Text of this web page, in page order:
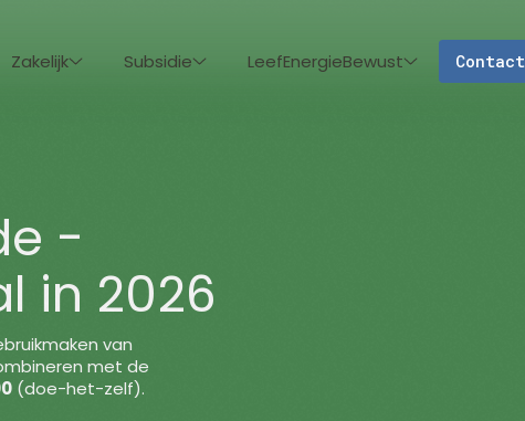
Zakelijk Subsidie LeefEnergieBewust Contact
-
in 2026
van
met de
(doe-het-zelf).